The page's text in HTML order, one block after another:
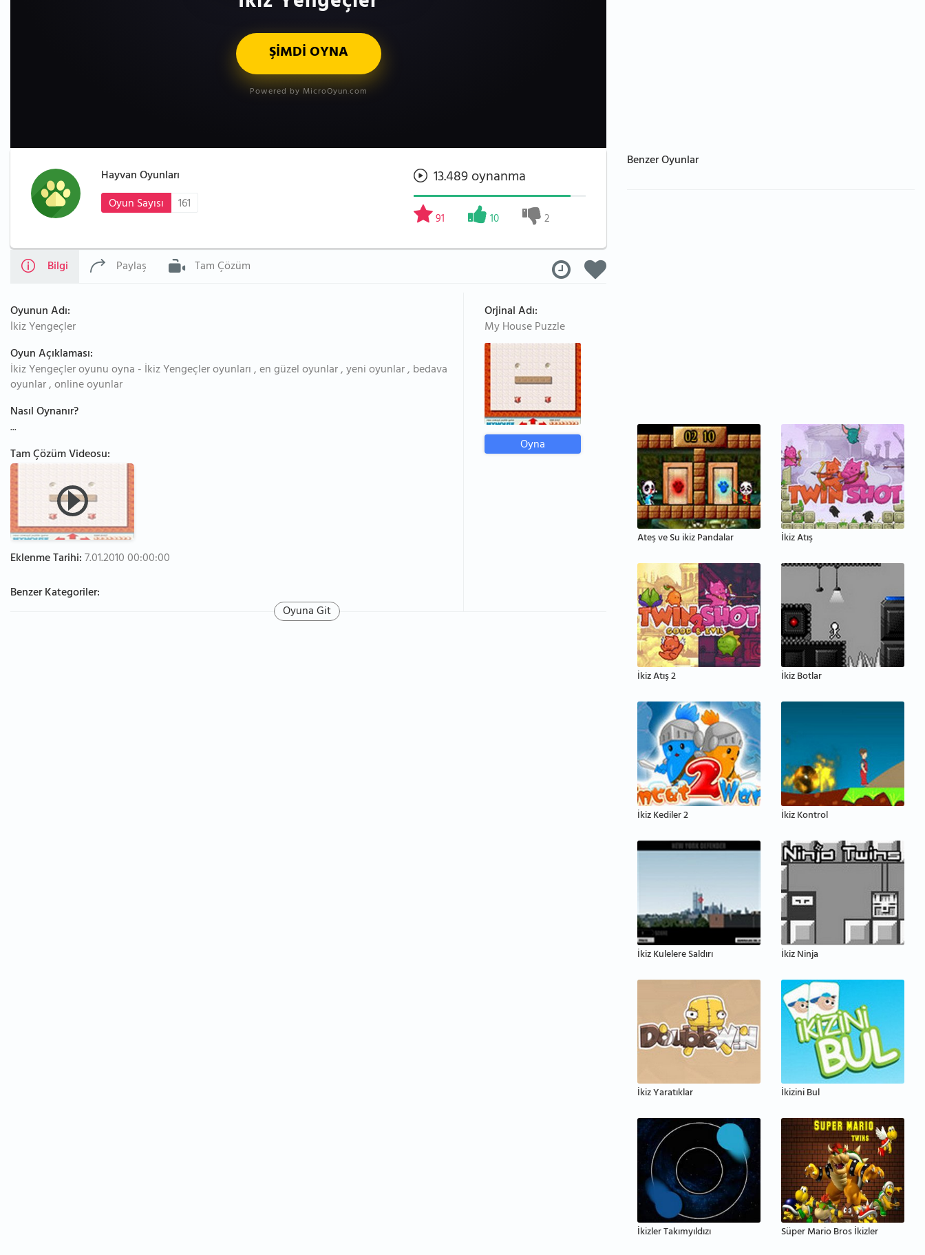
ŞİMDİ OYNA
Powered by MicroOyun.com
Hayvan Oyunları
Oyun Sayısı
161
13.489 oynanma
91 10 2
Bilgi Paylaş Tam Çözüm
Oyunun Adı:
İkiz Yengeçler
Oyun Açıklaması:
İkiz Yengeçler oyunu oyna - İkiz Yengeçler oyunları , en güzel oyunlar , yeni oyunlar , bedava
oyunlar , online oyunlar
Nasıl Oynanır?
...
Tam Çözüm Videosu:
Eklenme Tarihi:7.01.2010 00:00:00
Benzer Kategoriler:
Orjinal Adı:
My House Puzzle
Oyna
Oyuna Git
Benzer Oyunlar
Ateş ve Su ikiz Pandalar İkiz Atış
İkiz Atış 2 İkiz Botlar
İkiz Kediler 2 İkiz Kontrol
İkiz Kulelere Saldırı İkiz Ninja
İkiz Yaratıklar İkizini Bul
İkizler Takımyıldızı Süper Mario Bros İkizler